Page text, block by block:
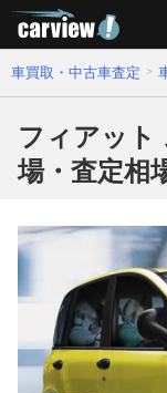
車買取・中古車査定
フィアット
場・査定相